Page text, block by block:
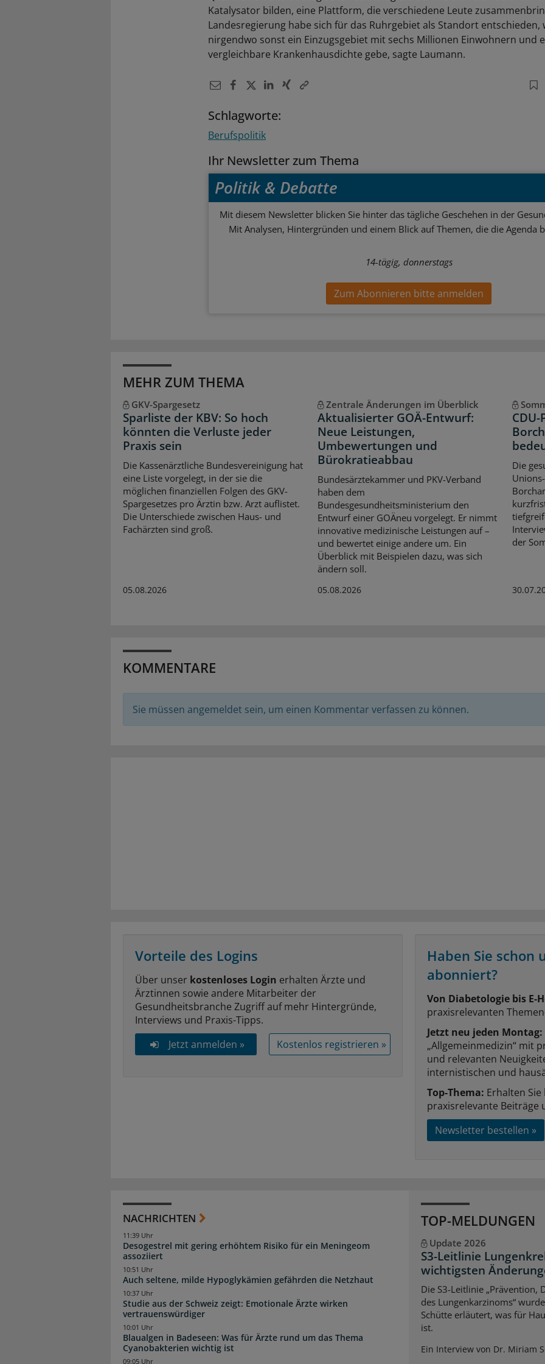
Katalysator bilden, eine Plattform, die verschiedene Leute
Landesregierung habe sich für das Ruhrgebiet als Standort entschieden,
nirgendwo sonst ein Einzugsgebiet mit sechs Millionen Einwohnern und
vergleichbare Krankenhausdichte gebe, sagte Laumann.
Schlagworte:
Berufspolitik
Ihr Newsletter zum Thema
Politik & Debatte
Mit diesem Newsletter blicken Sie hinter das tägliche Geschehen in der
Mit Analysen, Hintergründen und einem Blick auf Themen, die die Agenda
14-tägig, donnerstags
Zum Abonnieren bitte anmelden
MEHR ZUM THEMA
GKV-Spargesetz
Sparliste der KBV: So hoch
könnten die Verluste jeder
Praxis sein
Die Kassenärztliche Bundesvereinigung hat
eine Liste vorgelegt, in der sie die
möglichen finanziellen Folgen des GKV-
Spargesetzes pro Ärztin bzw. Arzt auflistet.
Die Unterschiede zwischen Haus- und
Fachärzten sind groß.
05.08.2026
Zentrale Änderungen im Überblick
Aktualisierter GOÄ-Entwurf:
Neue Leistungen,
Umbewertungen und
Bürokratieabbau
Bundesärztekammer und PKV-Verband
haben dem
Bundesgesundheitsministerium den
Entwurf einer GOÄneu vorgelegt. Er nimmt
innovative medizinische Leistungen auf –
und bewertet einige andere um. Ein
Überblick mit Beispielen dazu, was sich
ändern soll.
05.08.2026
Die
der
KOMMENTARE
Sie müssen angemeldet sein, um einen Kommentar verfassen zu können.
Vorteile des Logins
Über unser kostenloses Login erhalten Ärzte und
Ärztinnen sowie andere Mitarbeiter der
Gesundheitsbranche Zugriff auf mehr Hintergründe,
Interviews und Praxis-Tipps.
Jetzt anmelden »
Kostenlos registrieren »
Haben Sie schon
abonniert?
Von Diabetologie bis E-
praxisrelevanten
Jetzt neu jeden Montag:
„Allgemeinmedizin“ mit
und relevanten
internistischen und
Top-Thema: Erhalten
praxisrelevante Beiträge
Newsletter bestellen »
NACHRICHTEN
Desogestrel mit gering erhöhtem Risiko für ein Meningeom
assoziiert
11:39 Uhr
Auch seltene, milde Hypoglykämien gefährden die Netzhaut
10:51 Uhr
Studie aus der Schweiz zeigt: Emotionale Ärzte wirken
vertrauenswürdiger
10:37 Uhr
Blaualgen in Badeseen: Was für Ärzte rund um das Thema
Cyanobakterien wichtig ist
10:01 Uhr
09:05 Uhr
TOP-MELDUNGEN
Update 2026
S3-Leitlinie
wichtigsten
Die S3-Leitlinie „Prävention,
des Lungenkarzinoms“
Schütte erläutert, was für
ist.
Ein Interview von Dr. Miriam